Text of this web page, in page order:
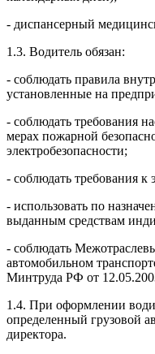
- диспансерный
1.3. Водитель обязан:
- соблюдать правила
установленные на
- соблюдать требования
мерах пожарной
электробезопасности;
- соблюдать требования к
- использовать по
выданным средствам
- соблюдать
автомобильном
Минтруда РФ от
1.4. При оформлении
определенный грузовой
директора.